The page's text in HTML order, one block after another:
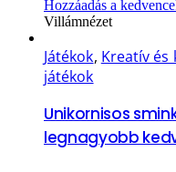
Hozzáadás a
Villámnézet
Játékok, Kreatív és
játékok
Unikornisos
legnagyobb